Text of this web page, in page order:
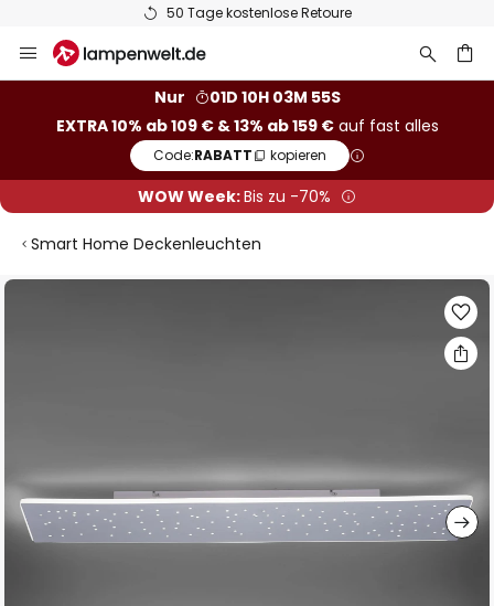
50 Tage kostenlose Retoure
Inhalt
Nur
01D 10H 03M 55S
EXTRA 10% ab 109 € & 13% ab 159 €auf fast alles
Code:RABATT kopieren
WOW Week:Bis zu -70%
Smart Home Deckenleuchten
Zum